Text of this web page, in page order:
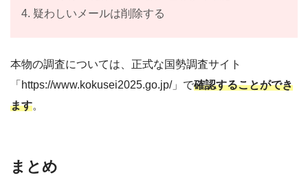
4. 疑わしいメールは削除する
本物の調査については、正式な国勢調査サイト
「https://www.kokusei2025.go.jp/」で確認することができ
ます。
まとめ